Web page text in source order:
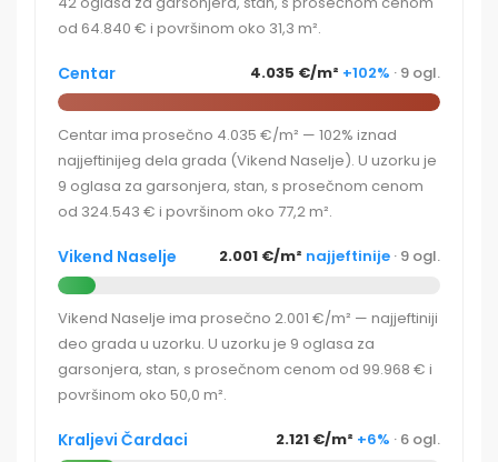
od 64.840 € i površinom oko 31,3 m².
Centar 4.035 €/m² +102% · 9 ogl.
Centar ima prosečno 4.035 €/m² — 102% iznad
najjeftinijeg dela grada (Vikend Naselje). U uzorku je
9 oglasa za garsonjera, stan, s prosečnom cenom
od 324.543 € i površinom oko 77,2 m².
Vikend Naselje 2.001 €/m² najjeftinije · 9 ogl.
Vikend Naselje ima prosečno 2.001 €/m² — najjeftiniji
deo grada u uzorku. U uzorku je 9 oglasa za
garsonjera, stan, s prosečnom cenom od 99.968 € i
površinom oko 50,0 m².
Kraljevi Čardaci 2.121 €/m² +6% · 6 ogl.